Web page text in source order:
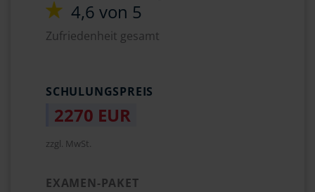
4,6 von 5
Zufriedenheit gesamt
SCHULUNGSPREIS
2270 EUR
zzgl. MwSt.
EXAMEN-PAKET